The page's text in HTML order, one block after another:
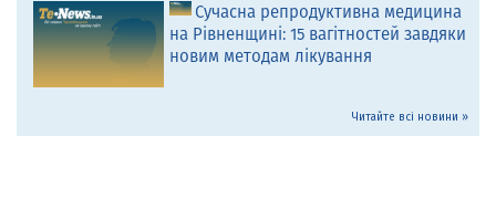
Сучасна репродуктивна медицина
на Рівненщині: 15 вагітностей завдяки
новим методам лікування
Читайте всі новини »